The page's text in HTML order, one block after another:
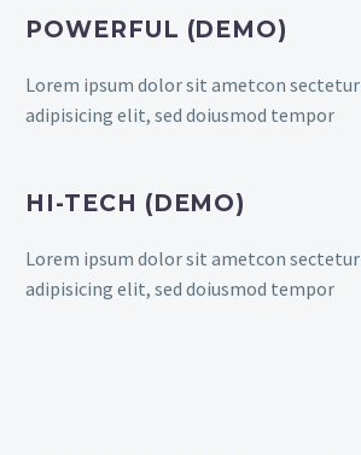
POWERFUL (DEMO)
Lorem ipsum dolor sit ametcon sectetur
adipisicing elit, sed doiusmod tempor
HI-TECH (DEMO)
Lorem ipsum dolor sit ametcon sectetur
adipisicing elit, sed doiusmod tempor